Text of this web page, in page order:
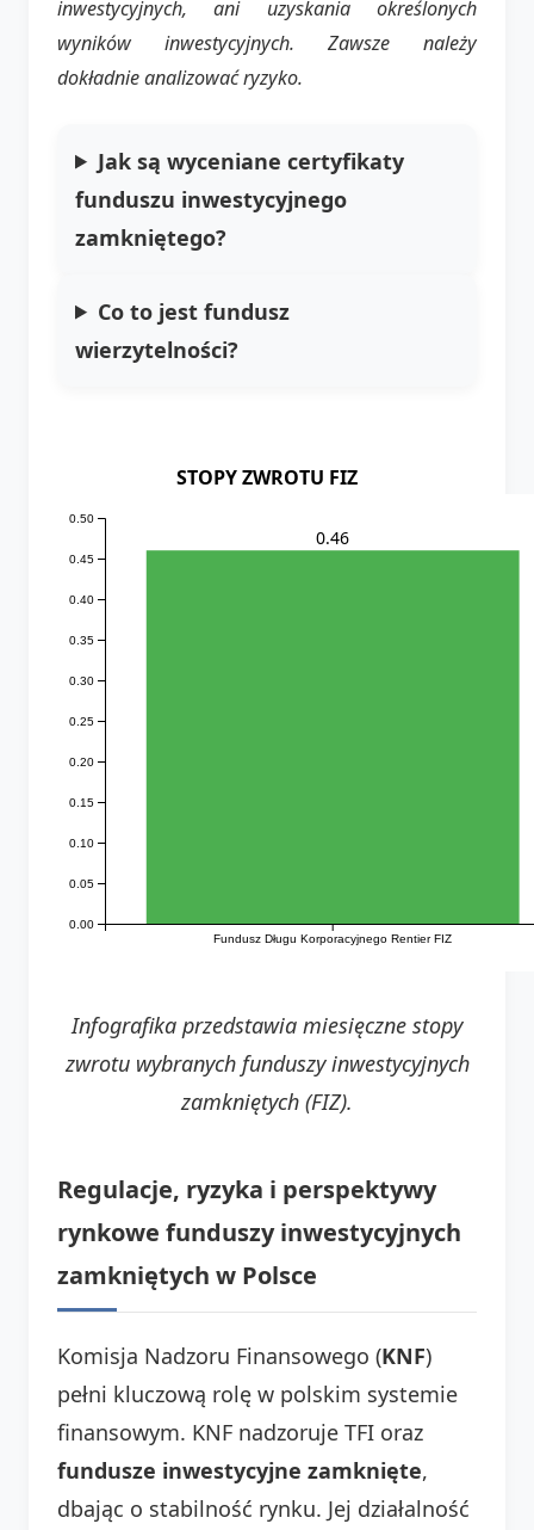
inwestycyjnych, ani uzyskania określonych
wyników inwestycyjnych. Zawsze należy
dokładnie analizować ryzyko.
Jak są wyceniane certyfikaty
funduszu inwestycyjnego
zamkniętego?
Co to jest fundusz
wierzytelności?
STOPY ZWROTU FIZ
Fundusz Długu Korporacyjnego Rentier FIZ
0.00
0.05
0.10
0.15
0.20
0.25
0.30
0.35
0.40
0.45
0.50
0.46
Infografika przedstawia miesięczne stopy
zwrotu wybranych funduszy inwestycyjnych
zamkniętych (FIZ).
Regulacje, ryzyka i perspektywy
rynkowe funduszy inwestycyjnych
zamkniętych w Polsce
Komisja Nadzoru Finansowego (KNF)
pełni kluczową rolę w polskim systemie
finansowym. KNF nadzoruje TFI oraz
fundusze inwestycyjne zamknięte,
dbając o stabilność rynku. Jej działalność